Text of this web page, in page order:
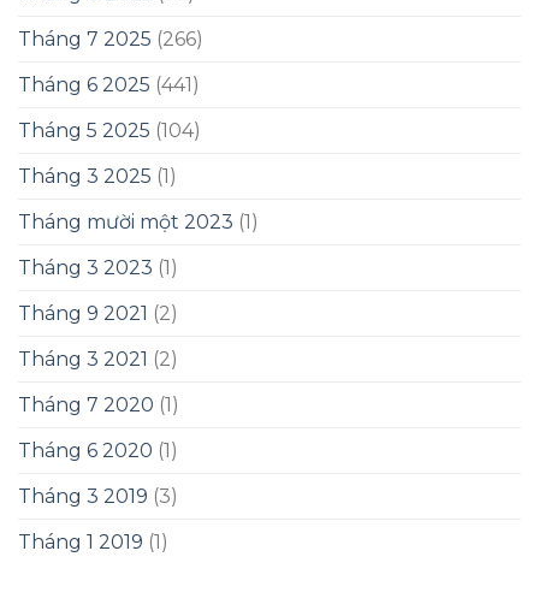
Tháng 7 2025 (266)
Tháng 6 2025 (441)
Tháng 5 2025 (104)
Tháng 3 2025 (1)
Tháng mười một 2023 (1)
Tháng 3 2023 (1)
Tháng 9 2021 (2)
Tháng 3 2021 (2)
Tháng 7 2020 (1)
Tháng 6 2020 (1)
Tháng 3 2019 (3)
Tháng 1 2019 (1)